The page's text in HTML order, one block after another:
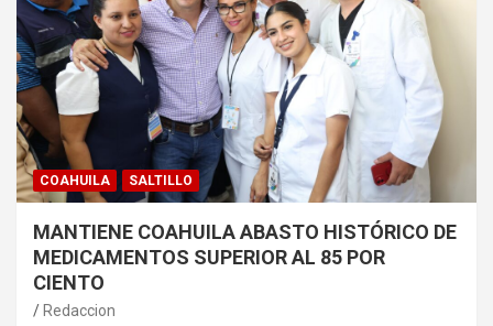
COAHUILA SALTILLO
MANTIENE COAHUILA ABASTO HISTÓRICO DE
MEDICAMENTOS SUPERIOR AL 85 POR
CIENTO
Redaccion